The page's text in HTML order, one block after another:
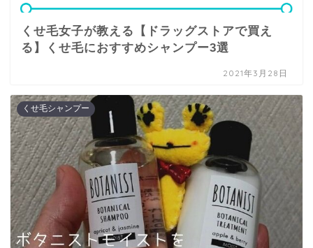
くせ毛女子が教える【ドラッグストアで買え
る】くせ毛におすすめシャンプー3選
2021年3月28日
くせ毛シャンプー